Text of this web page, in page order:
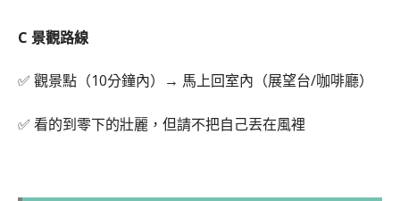
C 景觀路線
✅ 觀景點（10分鐘內）→ 馬上回室內（展望台/咖啡廳）
✅ 看的到零下的壯麗，但請不把自己丟在風裡